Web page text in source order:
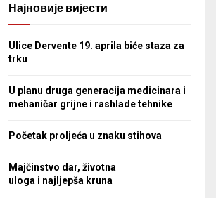
Најновије вијести
Ulice Dervente 19. aprila biće staza za
trku
U planu druga generacija medicinara i
mehaničar grijne i rashlade tehnike
Početak proljeća u znaku stihova
Majčinstvo dar, životna
uloga i najljepša kruna